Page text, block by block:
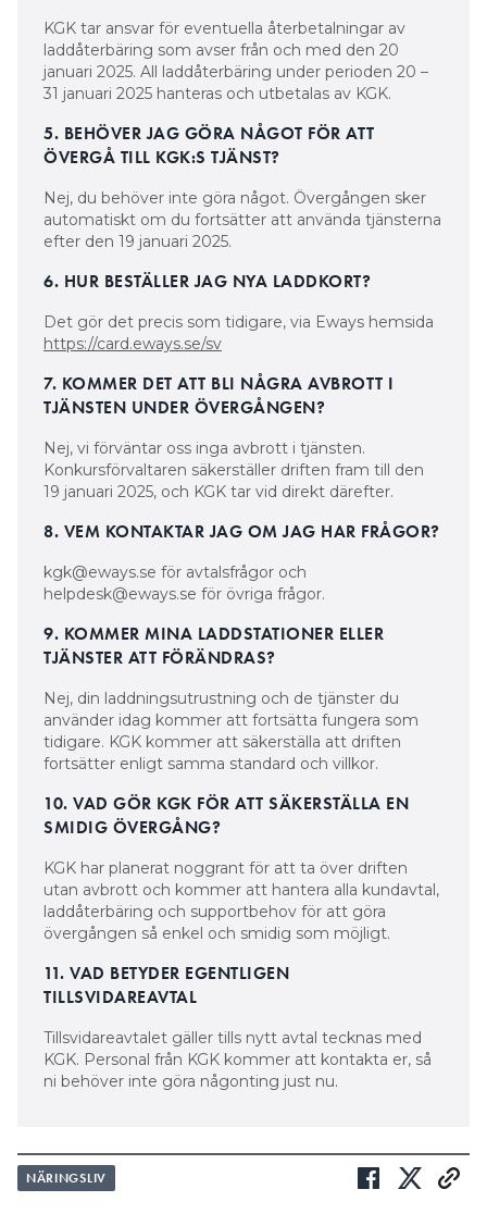
KGK tar ansvar för eventuella återbetalningar av
laddåterbäring som avser från och med den 20
januari 2025. All laddåterbäring under perioden 20 –
31 januari 2025 hanteras och utbetalas av KGK.
5. BEHÖVER JAG GÖRA NÅGOT FÖR ATT
ÖVERGÅ TILL KGK:S TJÄNST?
Nej, du behöver inte göra något. Övergången sker
automatiskt om du fortsätter att använda tjänsterna
efter den 19 januari 2025.
6. HUR BESTÄLLER JAG NYA LADDKORT?
Det gör det precis som tidigare, via Eways hemsida
https://card.eways.se/sv
7. KOMMER DET ATT BLI NÅGRA AVBROTT I
TJÄNSTEN UNDER ÖVERGÅNGEN?
Nej, vi förväntar oss inga avbrott i tjänsten.
Konkursförvaltaren säkerställer driften fram till den
19 januari 2025, och KGK tar vid direkt därefter.
8. VEM KONTAKTAR JAG OM JAG HAR FRÅGOR?
kgk@eways.se för avtalsfrågor och
helpdesk@eways.se för övriga frågor.
9. KOMMER MINA LADDSTATIONER ELLER
TJÄNSTER ATT FÖRÄNDRAS?
Nej, din laddningsutrustning och de tjänster du
använder idag kommer att fortsätta fungera som
tidigare. KGK kommer att säkerställa att driften
fortsätter enligt samma standard och villkor.
10. VAD GÖR KGK FÖR ATT SÄKERSTÄLLA EN
SMIDIG ÖVERGÅNG?
KGK har planerat noggrant för att ta över driften
utan avbrott och kommer att hantera alla kundavtal,
laddåterbäring och supportbehov för att göra
övergången så enkel och smidig som möjligt.
11. VAD BETYDER EGENTLIGEN
TILLSVIDAREAVTAL
Tillsvidareavtalet gäller tills nytt avtal tecknas med
KGK. Personal från KGK kommer att kontakta er, så
ni behöver inte göra någonting just nu.
NÄRINGSLIV